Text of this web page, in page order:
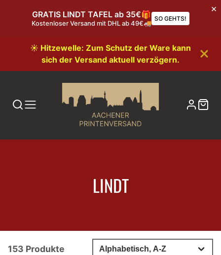
GRATIS LINDT TAFEL ab 35€🎁
Kostenloser Versand mit DHL ab 49€🚚
SO GEHTS!
☀️ Hitzewelle: Zum Schutz der Ware kann
sich der Versand aktuell verzögern.
KATEGORIE:
LINDT
153 Produkte